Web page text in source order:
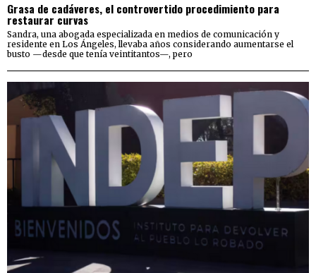
Grasa de cadáveres, el controvertido procedimiento para
restaurar curvas
Sandra, una abogada especializada en medios de comunicación y
residente en Los Ángeles, llevaba años considerando aumentarse el
busto —desde que tenía veintitantos—, pero